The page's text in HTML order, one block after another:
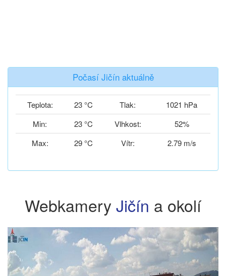
Počasí Jičín aktuálně
Teplota: 23 °C Tlak:
1021 hPa
Min:
23 °C Vlhkost:
52%
Max:
29 °C Vítr: 2.79 m/s
Webkamery Jičín a okolí